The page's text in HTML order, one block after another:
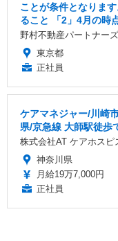
ことが条件となりま
ること 「2」4月の時
野村不動産パートナー
東京都
正社員
ケアマネジャー/川崎
県/京急線 大師駅徒歩
株式会社AT ケアホスピ
神奈川県
月給19万7,000円
正社員